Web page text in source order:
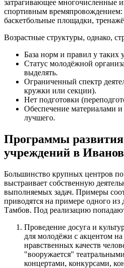
затрагивающее многочисленные
спортивным
баскетбольные площадки,
Возрастные структуры, однако,
База норм и правил у таких
Статус молодёжной
выделять.
Ограниченный спектр
кружки или секции).
Нет подготовки
Обеспечение материалами и
лучшего.
Программы
учреждений в
Большинство крупных центров
выстраивает собственную
выполняемых задач. Примеры
приводятся на примере одного из
Тамбов. Под реализацию
Проведение досуга и
для молодёжи с акцентом
нравственных качеств
"вооружается"
концертами, конкурсами,